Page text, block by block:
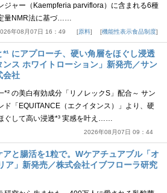
ジャー（Kaempferia parviflora）に含まれる6種
量NMR法に基づ……
年08月07日 16：49 原料 機能性表示食品制度
*¹ にアプローチ、硬い角層をほぐし浸透
ンス ホワイトローション」新発売／サン
会社
*² の美白有効成分「リノレックS」配合～ サン
ド「EQUITANCE（エクイタンス）」より、硬
ぐして高い浸透*³ 実感を叶え……
2026年08月07日 09：44
アと腸活を1粒で。Wケアチュアブル「オ
ア」新発売／株式会社イブフローラ研究